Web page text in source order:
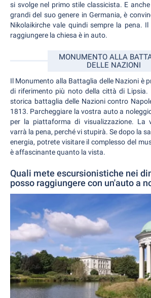
si svolge nel primo stile classicista. E
grandi del suo genere in Germania, è
Nikolaikirche vale quindi sempre la pena.
raggiungere la chiesa è in auto.
MONUMENTO ALLA
DELLE NAZIONI
Il Monumento alla Battaglia delle Nazioni è
di riferimento più noto della città di Lipsia.
storica battaglia delle Nazioni contro
1813. Parcheggiare la vostra auto a
per la piattaforma di visualizzazione. La
varrà la pena, perché vi stupirà. Se dopo la
energia, potrete visitare il complesso del
è affascinante quanto la vista.
Quali mete escursionistiche nei
posso raggiungere con un'auto a